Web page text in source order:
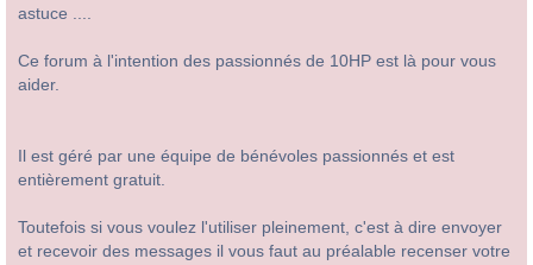
astuce ....
Ce forum à l'intention des passionnés de 10HP est là pour vous
aider.
Il est géré par une équipe de bénévoles passionnés et est
entièrement gratuit.
Toutefois si vous voulez l'utiliser pleinement, c'est à dire envoyer
et recevoir des messages il vous faut au préalable recenser votre